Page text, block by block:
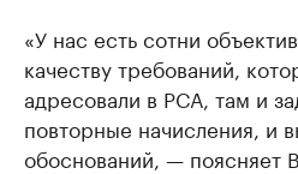
«У нас есть сотни
качеству требований,
адресовали в РСА, там и
повторные начисления, и
обоснований, — поясняет